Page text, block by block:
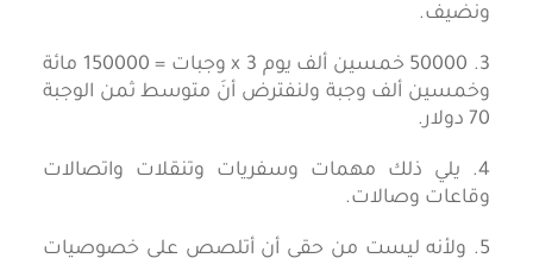
ونضيف.
3. 50000 خمسين ألف يوم x 3 وجبات = 150000 مائة
وخمسين ألف وجبة ولنفترض أنَ متوسط ثمن الوجبة
70 دولار.
4. يلي ذلك مهمات وسفريات وتنقلات واتصالات
وقاعات وصالات.
5. ولأنه ليست من حقي أن أتلصص على خصوصيات